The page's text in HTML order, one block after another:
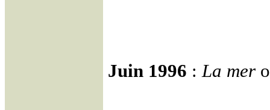
Juin 1996 :La mer